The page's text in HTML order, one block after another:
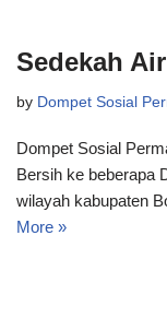
Sedekah
by Dompet Sosial
Dompet Sosial
Bersih ke beberapa
wilayah kabupaten
More »